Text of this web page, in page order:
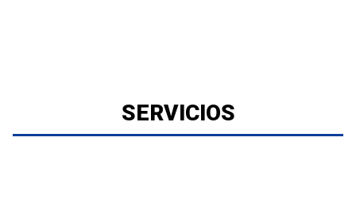
SERVICIOS